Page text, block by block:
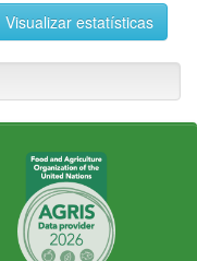
Visualizar estatísticas